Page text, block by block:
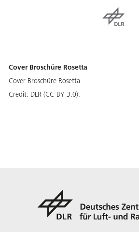
Cover Broschüre Rosetta
Cover Broschüre Rosetta
Credit: DLR (CC-BY 3.0).